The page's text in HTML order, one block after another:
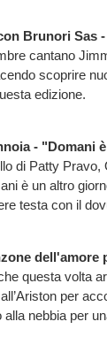
Brunori Sas
cantano
scoprire
edizione.
- "Domani
di Patty
è un altro
testa con il
dell'amore
questa volta
per
nebbia per